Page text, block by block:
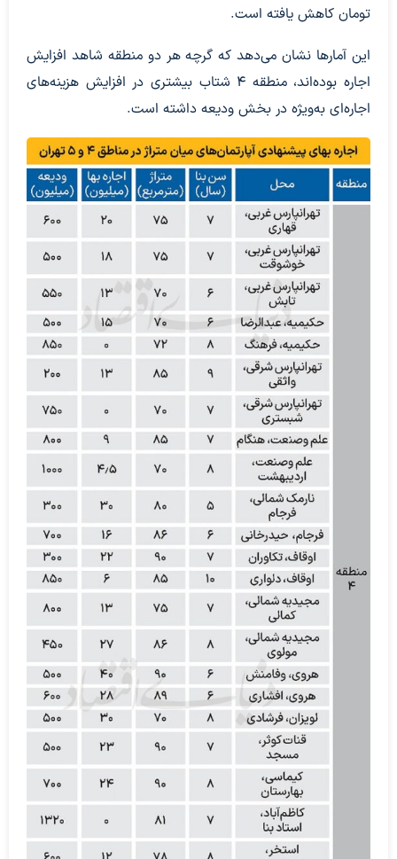
تومان کاهش یافته است.
این آمارها نشان می‌دهد که گرچه هر دو منطقه شاهد افزایش
اجاره بوده‌اند، منطقه ۴ شتاب بیشتری در افزایش هزینه‌های
اجاره‌ای به‌ویژه در بخش ودیعه داشته است.